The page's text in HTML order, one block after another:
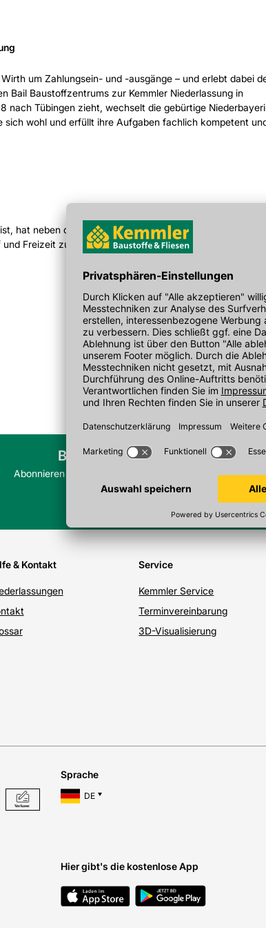
um Zahlungsein- und -ausgänge – und erlebt dabei
Bail Baustoffzentrums zur Kemmler Niederlassung in
nach Tübingen zieht, wechselt die gebürtige
sich wohl und erfüllt ihre Aufgaben fachlich kompetent
hat neben dem guten Arbeitsklima auch viel mit dem
Freizeit zu tun, das ihr Kemmler als Arbeitgeber seit
Bleiben Sie dran. Jetzt
Abonnieren Sie jetzt unseren kostenlosen Newsletter
Hier schnell
*einlösbar ab
& Kontakt Service
Kemmler Service
Terminvereinbarung
3D-Visualisierung
Sprache
DE
Hier gibt's die kostenlose App